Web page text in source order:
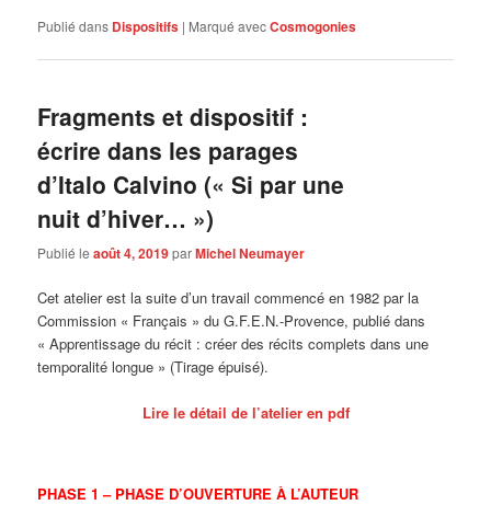
Publié dans Dispositifs | Marqué avecCosmogonies
Fragments et dispositif :
écrire dans les parages
d’Italo Calvino (« Si par une
nuit d’hiver… »)
Publié leaoût 4, 2019parMichel Neumayer
Cet atelier est la suite d’un travail commencé en 1982 par la
Commission « Français » du G.F.E.N.-Provence, publié dans
« Apprentissage du récit : créer des récits complets dans une
temporalité longue » (Tirage épuisé).
Lire le détail de l’atelier en pdf
PHASE 1 – PHASE D’OUVERTURE À L’AUTEUR